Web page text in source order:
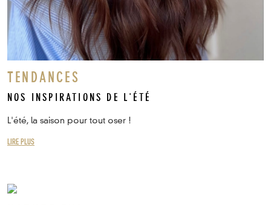
TENDANCES
NOS INSPIRATIONS DE L'ÉTÉ
L'été, la saison pour tout oser !
LIRE PLUS